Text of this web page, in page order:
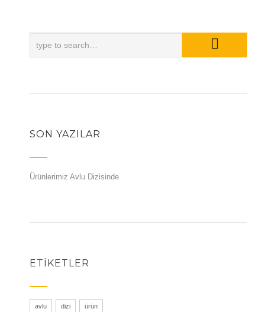
SON YAZILAR
Ürünlerimiz Avlu Dizisinde
ETIKETLER
avlu dizi ürün